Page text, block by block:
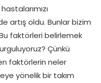
artış oldu. Bunlar bizim
faktörleri belirlemek
Çünkü
faktörlerin neler
yönelik bir takım